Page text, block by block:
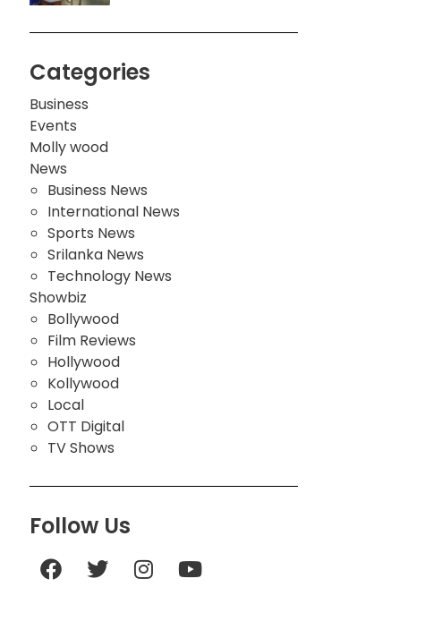
Categories
Business
Events
Molly wood
News
Business News
International News
Sports News
Srilanka News
Technology News
Showbiz
Bollywood
Film Reviews
Hollywood
Kollywood
Local
OTT Digital
TV Shows
Follow Us